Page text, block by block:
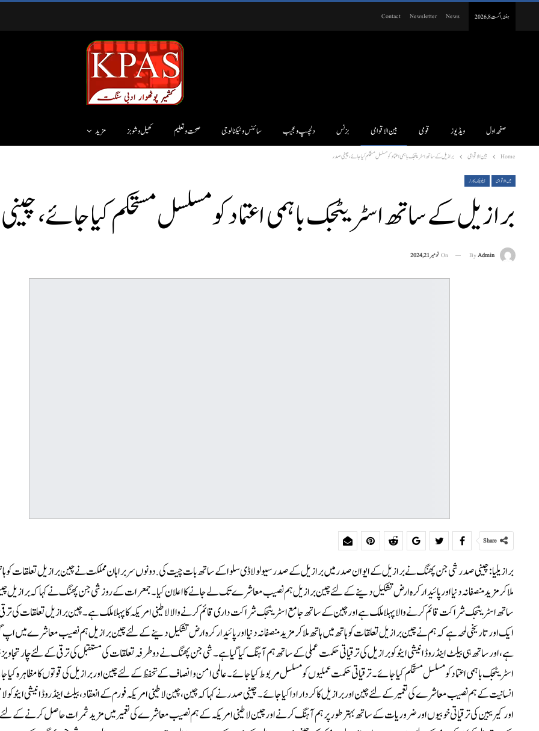
ہفتہ, اگست 8, 2026 News
Newsletter
Contact
صفحہ اول ویڈیوز قومی بین الاقوامی بزنس دلچسپ و عجیب سائنس وٹیکنالوجی صحت و تعلیم کھیل و شوبز مزید
Home بین الاقوامی برازیل کے ساتھ اسٹریٹجک باہمی اعتماد کو مسلسل مستحکم کیا جائے، چینی صدر
بین الاقوامی ڈپلومیٹک کارنر
برازیل کے ساتھ اسٹریٹجک باہمی اعتماد کو مسلسل مستحکم کیا جائے،
ByAdmin
On نومبر 21, 2024
Share
برا زیلیا: چینی صدر شی جن پھنگ نے برازیل کے ایوان صدر میں برازیل کے صدر سیو لولا ڈی سلوا کے ساتھ بات چیت کی. دونوں سربراہان مملکت نے چین برازیل تعلقات کو
ملا کر مزید منصفانہ دنیا اور پائیدار کرہ ارض تشکیل دینے کے لئے چین برازیل ہم نصیب معاشرے تک لے جانے کا اعلان کیا۔جمعرات کے روز شی جن پھنگ نے کہا کہ
ساتھ اسٹریٹجک شراکت قائم کرنے والا پہلا ملک ہے اور چین کے ساتھ جامع اسٹریٹجک شراکت داری قائم کرنے والا لاطینی امریکہ کا پہلا ملک ہے۔ چین برازیل تعلقات کی
ایک اور تاریخی لمحہ ہے کہ ہم نے چین برازیل تعلقات کو ہاتھ میں ہاتھ ملا کر مزید منصفانہ دنیا اور پائیدار کرہ ارض تشکیل دینے کے لئے چین برازیل ہم نصیب معاشرے میں اپ
ہے، اور ساتھ ہی بیلٹ اینڈ روڈ انیشی ایٹو کو برازیل کی ترقیاتی حکمت عملی کے ساتھ ہم آہنگ کیا گیا ہے۔ شی جن پھنگ نے دوطرفہ تعلقات کی مستقبل کی ترقی کے لئے چار
اسٹریٹجک باہمی اعتماد کو مسلسل مستحکم کیا جائے۔ ترقیاتی حکمت عملیوں کو مسلسل مربوط کیا جائے۔ عالمی امن و انصاف کے تحفظ کے لئے چین اور برازیل کی قوتوں کا مظاہرہ
انسانیت کےہم نصیب معاشرے کی تعمیر کے لئے چین اور برازیل کا کردار ادا کیا جائے۔ چینی صدر نے کہا کہ چین، چین لاطینی امریکہ فورم کے انعقاد، بیلٹ اینڈ روڈ انیشی ایٹو کو
اور کیریبین کی ترقیاتی خوبیوں اور ضروریات کے ساتھ بہتر طور پر ہم آہنگ کرنے اور چین لاطینی امریکہ کے ہم نصیب معاشرے کی تعمیر میں مزید ثمرات حاصل کرنے کے